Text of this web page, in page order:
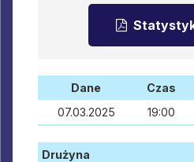
Dane Czas
07.03.2025
19:00
Drużyna